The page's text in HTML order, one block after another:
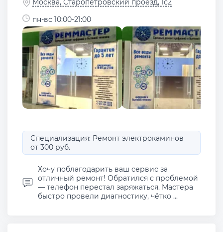
Москва, Старопетровский проезд, 1с2
пн-вс 10:00-21:00
Специализация: Ремонт электрокаминов
от 300 руб.
Хочу поблагодарить ваш сервис за
отличный ремонт! Обратился с проблемой
— телефон перестал заряжаться. Мастера
быстро провели диагностику, чётко ...